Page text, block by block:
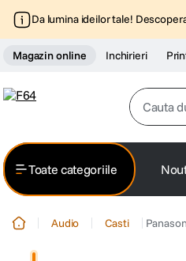
Da lumina ideilor tale!
Magazin online Inchirieri
Cauta
2.
Toate categoriile
Audio Casti